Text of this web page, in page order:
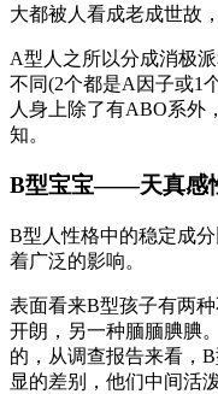
大都被人看成老成世故
A型人之所以分成消极
不同(2个都是A因子或1
人身上除了有ABO系外
知。
B型宝宝——天真感
B型人性格中的稳定成
着广泛的影响。
表面看来B型孩子有两
开朗，另一种腼腼腆腆
的，从调查报告来看，
显的差别，他们中间活